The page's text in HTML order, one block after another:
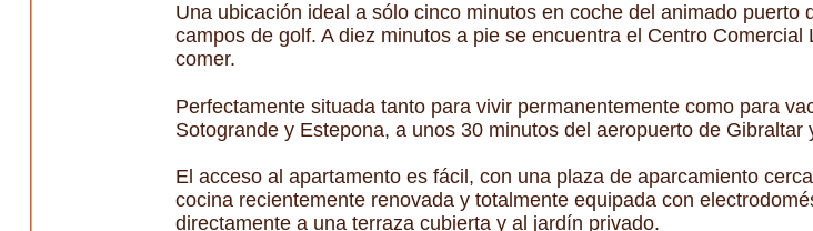
Una ubicación ideal a sólo cinco minutos en coche del animado
campos de golf. A diez minutos a pie se encuentra el Centro
comer.
Perfectamente situada tanto para vivir permanentemente como para
Sotogrande y Estepona, a unos 30 minutos del aeropuerto de
El acceso al apartamento es fácil, con una plaza de aparcamiento
cocina recientemente renovada y totalmente equipada con
directamente a una terraza cubierta y al jardín privado.